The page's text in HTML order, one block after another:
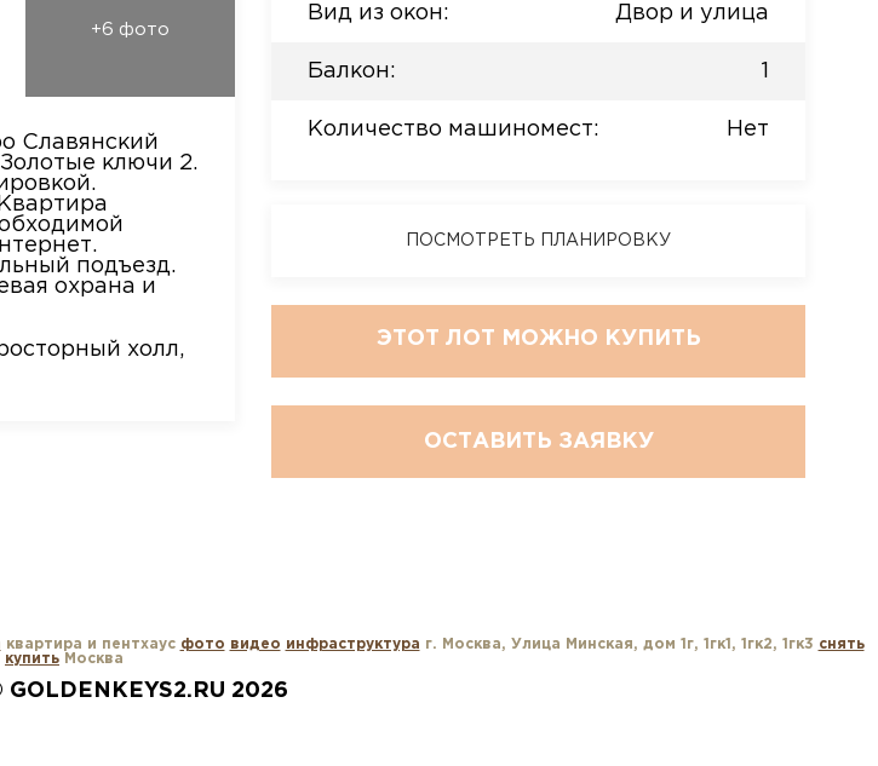
+6 фото
Славянский
ключи 2.
подъезд.
охрана и
холл,
Вид из окон: Двор и улица
Балкон: 1
Количество машиномест: Нет
ПОСМОТРЕТЬ ПЛАНИРОВКУ
ЭТОТ ЛОТ МОЖНО КУПИТЬ
ОСТАВИТЬ ЗАЯВКУ
квартира и пентхаус фото видео инфраструктура г. Москва, Улица Минская, дом 1г, 1гк1, 1гк2, 1гк3 снять
купить Москва
GOLDENKEYS2.RU 2026